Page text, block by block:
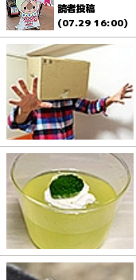
読者投稿
(07.29 16:00)